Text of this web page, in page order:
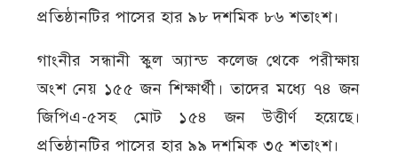
প্রতিষ্ঠানটির পাসের হার ৯৮ দশমিক ৮৬ শতাংশ।
গাংনীর সন্ধানী স্কুল অ্যান্ড কলেজ থেকে পরীক্ষায়
অংশ নেয় ১৫৫ জন শিক্ষার্থী। তাদের মধ্যে ৭৪ জন
জিপিএ-৫সহ মোট ১৫৪ জন উত্তীর্ণ হয়েছে।
প্রতিষ্ঠানটির পাসের হার ৯৯ দশমিক ৩৫ শতাংশ।